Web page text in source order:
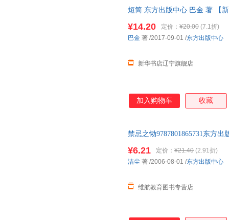
短简 东方出版中心 巴金 著 【
¥14.20 定价： ¥20.00 (7.1折)
新华书店辽宁旗舰店
巴金 著 /2017-09-01 /东方出版中心
加入购物车 收藏
禁忌之恸9787801865731东方
¥6.21 定价： ¥21.40 (2.91折)
维航教育图书专营店
洁尘 著 /2006-08-01 /东方出版中心